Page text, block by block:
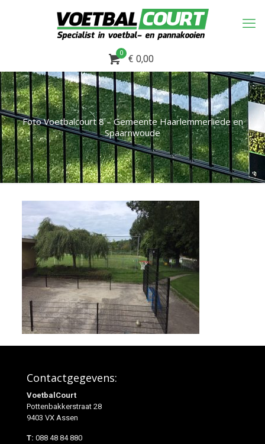
0
€ 0,00
Foto Voetbalcourt 8 – Gemeente Haarlemmerliede en
Spaarnwoude
Contactgegevens:
VoetbalCourt
Pottenbakkerstraat 28
9403 VX Assen
T: 088 48 84 880